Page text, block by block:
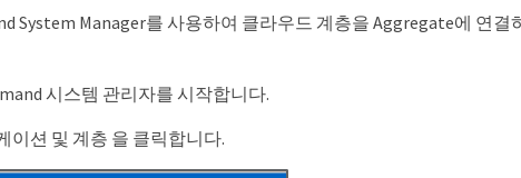
System Manager를 사용하여 클라우드 계층을 Aggregate에 연결
시스템 관리자를 시작합니다.
이션 및 계층 을 클릭합니다.